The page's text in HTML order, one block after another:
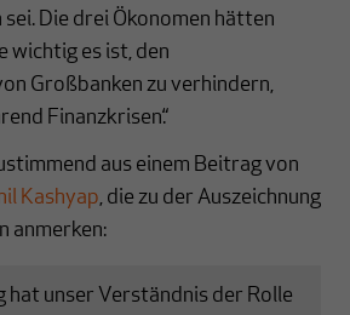
Die drei Ökonomen hätten
wichtig es ist, den
Großbanken zu verhindern,
Finanzkrisen.“
aus einem Beitrag von
Kashyap, die zu der Auszeichnung
anmerken:
hat unser Verständnis der Rolle